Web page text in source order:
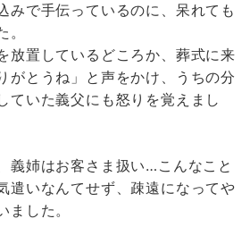
みで手伝っているのに、呆れても
放置しているどころか、葬式に来
がとうね」と声をかけ、うちの分
ていた義父にも怒りを覚えまし
義姉はお客さま扱い…こんなこと
遣いなんてせず、疎遠になってや
ました。